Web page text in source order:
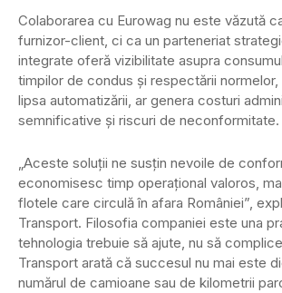
Colaborarea cu Eurowag nu este văzută
furnizor-client, ci ca un parteneriat
integrate oferă vizibilitate asupra
timpilor de condus și respectării
lipsa automatizării, ar genera costuri
semnificative și riscuri de neconformitate.
„Aceste soluții ne susțin nevoile de
economisesc timp operațional valoros,
flotele care circulă în afara României”,
Transport. Filosofia companiei este una
tehnologia trebuie să ajute, nu să
Transport arată că succesul nu mai este
numărul de camioane sau de kilometrii